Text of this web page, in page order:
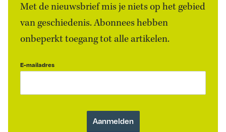
Met de nieuwsbrief mis je niets op het gebied
van geschiedenis. Abonnees hebben
onbeperkt toegang tot alle artikelen.
E-mailadres